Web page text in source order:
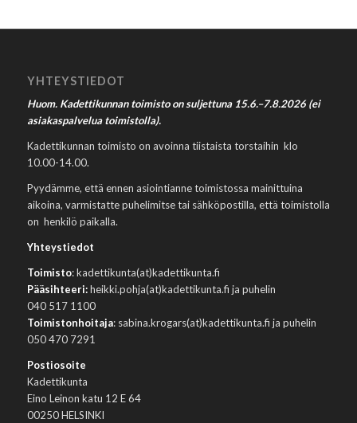
YHTEYSTIEDOT
Huom. Kadettikunnan toimisto on suljettuna 15.6.–7.8.2026 (ei
asiakaspalvelua toimistolla).
Kadettikunnan toimisto on avoinna tiistaista torstaihin klo
10.00-14.00.
Pyydämme, että ennen asiointianne toimistossa mainittuina
aikoina, varmistatte puhelimitse tai sähköpostilla, että toimistolla
on henkilö paikalla.
Yhteystiedot
Toimisto: kadettikunta(at)kadettikunta.fi
Pääsihteeri:heikki.pohja(at)kadettikunta.fi ja puhelin
040 517 1100
Toimistonhoitaja: sabina.krogars(at)kadettikunta.fi ja puhelin
050 470 7291
Postiosoite
Kadettikunta
Eino Leinon katu 12 E 64
00250 HELSINKI